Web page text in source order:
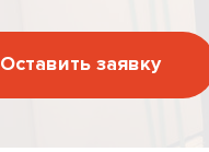
Оставить заявку